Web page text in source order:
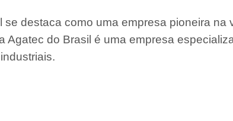
se destaca como uma empresa pioneira na
Agatec do Brasil é uma empresa